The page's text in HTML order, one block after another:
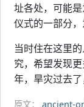
址各处，可能
仪式的一部分，
当时住在这里
究，希望发现
年，旱灾过去了
原文： ancient-